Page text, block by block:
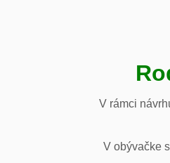
V rámci
V obývačke